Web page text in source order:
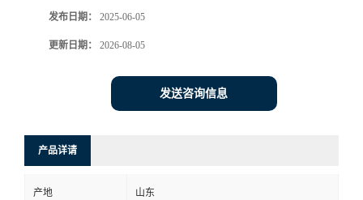
发布日期： 2025-06-05
更新日期： 2026-08-05
发送咨询信息
产品详请
产地 山东